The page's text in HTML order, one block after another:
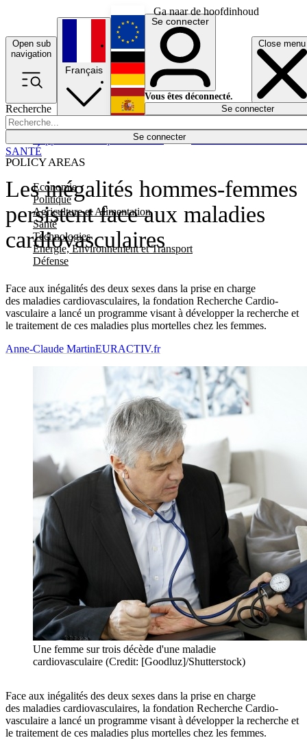
Ga naar de hoofdinhoud
Open sub
navigation
Close menu
Recherche
Se connecter
POLICY AREAS
Economie
Politique
Agriculture et Alimentation
Santé
Technologies
Energie, Environnement et Transport
Défense
Économie
Français
English
Deutsch
Español
Se connecter
Vous êtes déconnecté.
Se connecter
Les inégalités hommes-femmes
persistent face aux maladies
cardiovasculaires
Face aux inégalités des deux sexes dans la prise en charge
des maladies cardiovasculaires, la fondation Recherche Cardio-
vasculaire a lancé un programme visant à développer la recherche et
le traitement de ces maladies plus mortelles chez les femmes.
SANTÉ
Anne-Claude MartinEURACTIV.fr
Une femme sur trois décède d'une maladie
cardiovasculaire (Credit: [Goodluz]/Shutterstock)
Face aux inégalités des deux sexes dans la prise en charge
des maladies cardiovasculaires, la fondation Recherche Cardio-
vasculaire a lancé un programme visant à développer la recherche et
le traitement de ces maladies plus mortelles chez les femmes.